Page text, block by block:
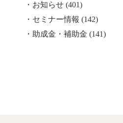
お知らせ (401)
セミナー情報 (142)
助成金・補助金 (141)